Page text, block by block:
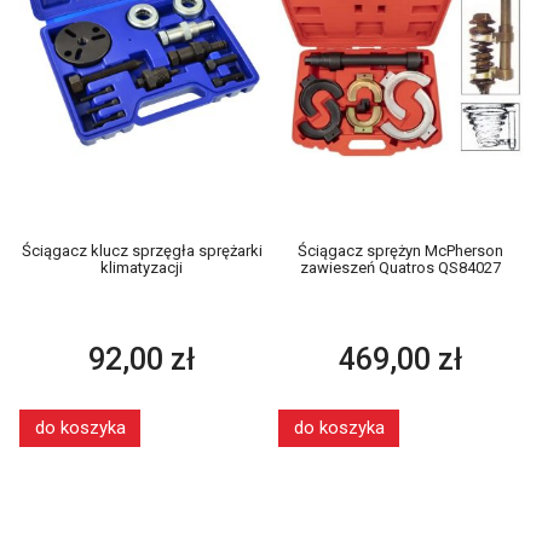
Ściągacz klucz sprzęgła sprężarki
klimatyzacji
92,00 zł
do koszyka
Ściągacz sprężyn McPherson
zawieszeń Quatros QS84027
469,00 zł
do koszyka